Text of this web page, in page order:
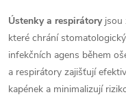
Ústenky a respirátoryjsou
které chrání
infekčních agens během
a respirátory zajišťují
kapének a minimalizují